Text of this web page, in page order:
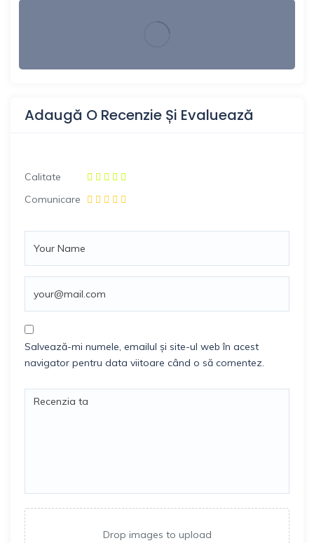
Adaugă O Recenzie Și Evaluează
Calitate
Comunicare
Salvează-mi numele, emailul și site-ul web în acest
navigator pentru data viitoare când o să comentez.
Drop images to upload